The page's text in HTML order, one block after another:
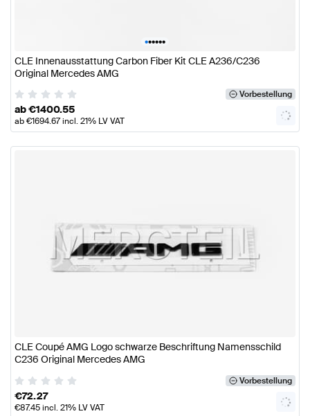
••••••
CLE Innenausstattung Carbon Fiber Kit CLE A236/C236
Original Mercedes AMG
Vorbestellung
ab€1400.55
ab€1694.67incl. 21% LV VAT
CLE Coupé AMG Logo schwarze Beschriftung Namensschild
C236 Original Mercedes AMG
Vorbestellung
€72.27
€87.45incl. 21% LV VAT